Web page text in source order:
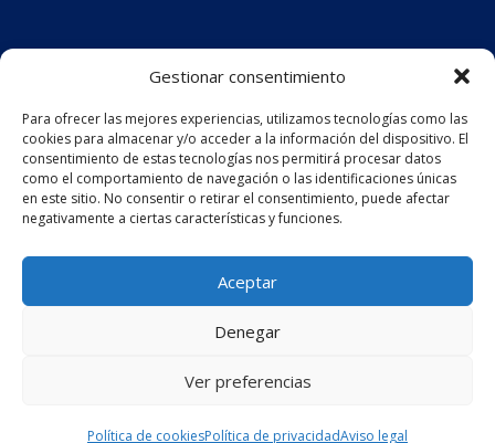
Gestionar consentimiento
Para ofrecer las mejores experiencias, utilizamos tecnologías como las
cookies para almacenar y/o acceder a la información del dispositivo. El
consentimiento de estas tecnologías nos permitirá procesar datos
como el comportamiento de navegación o las identificaciones únicas
en este sitio. No consentir o retirar el consentimiento, puede afectar
negativamente a ciertas características y funciones.
Aceptar
Denegar
Ver preferencias
Política de cookiesPolítica de privacidadAviso legal
CS Corporate Advisors © 2025
Aviso legal
Política de privacidad
Política de cookies (UE)